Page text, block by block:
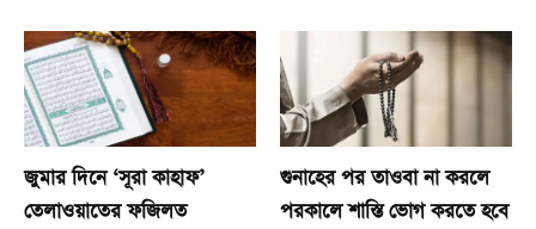
জুমার দিনে ‘সূরা কাহাফ’
তেলাওয়াতের ফজিলত
গুনাহের পর তাওবা না করলে
পরকালে শাস্তি ভোগ করতে হবে